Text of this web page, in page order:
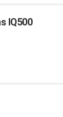
IQ500